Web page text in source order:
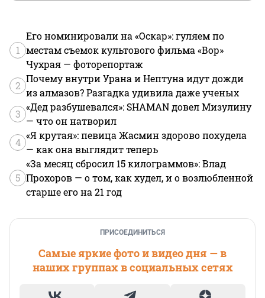
1
Его номинировали на «Оскар»: гуляем по
местам съемок культового фильма «Вор»
Чухрая — фоторепортаж
2
Почему внутри Урана и Нептуна идут дожди
из алмазов? Разгадка удивила даже ученых
3
«Дед разбушевался»: SHAMAN довел Мизулину
— что он натворил
4
«Я крутая»: певица Жасмин здорово похудела
— как она выглядит теперь
5
«За месяц сбросил 15 килограммов»: Влад
Прохоров — о том, как худел, и о возлюбленной
старше его на 21 год
ПРИСОЕДИНИТЬСЯ
Самые яркие фото и видео дня — в
наших группах в социальных сетях